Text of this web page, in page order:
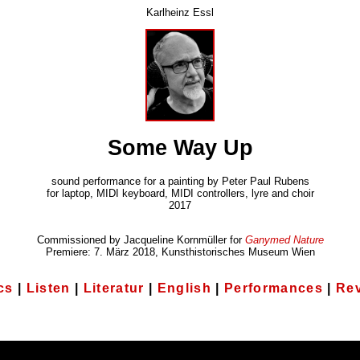
Karlheinz Essl
Some Way Up
sound performance for a painting by Peter Paul Rubens
for laptop, MIDI keyboard, MIDI controllers, lyre and choir
2017
Commissioned by Jacqueline Kornmüller for Ganymed Nature
Premiere: 7. März 2018, Kunsthistorisches Museum Wien
Listen Literatur English Performances